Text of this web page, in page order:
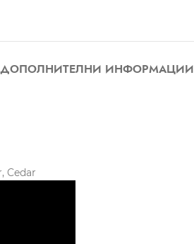
ДОПОЛНИТЕЛНИ ИНФОРМАЦИИ
Cedar